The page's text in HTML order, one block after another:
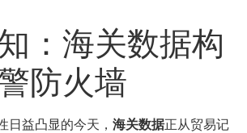
：海关数据构
防火墙
日益凸显的今天， 海关数据正从贸易记